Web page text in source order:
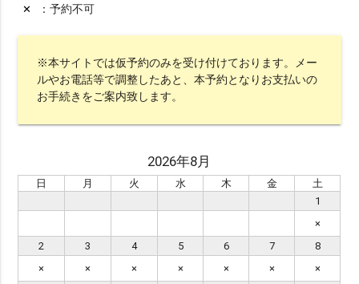
✕ 予約不可
※本サイトでは仮予約のみを受け付けております。メー
ルやお電話等で調整したあと、本予約となりお支払いの
お手続きをご案内致します。
2026年8月
日 月 火 水 木 金
土
1
×
2
3 4 5 6 7
8
×
× × × × ×
×